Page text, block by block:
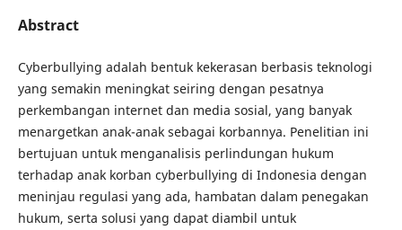
Abstract
Cyberbullying adalah bentuk kekerasan berbasis teknologi
yang semakin meningkat seiring dengan pesatnya
perkembangan internet dan media sosial, yang banyak
menargetkan anak-anak sebagai korbannya. Penelitian ini
bertujuan untuk menganalisis perlindungan hukum
terhadap anak korban cyberbullying di Indonesia dengan
meninjau regulasi yang ada, hambatan dalam penegakan
hukum, serta solusi yang dapat diambil untuk